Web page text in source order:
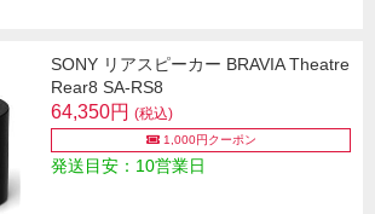
SONY リアスピーカー BRAVIA Theatre
Rear8 SA-RS8
64,350円 (税込)
1,000円クーポン
発送目安：10営業日